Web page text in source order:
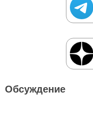
Обсуждение